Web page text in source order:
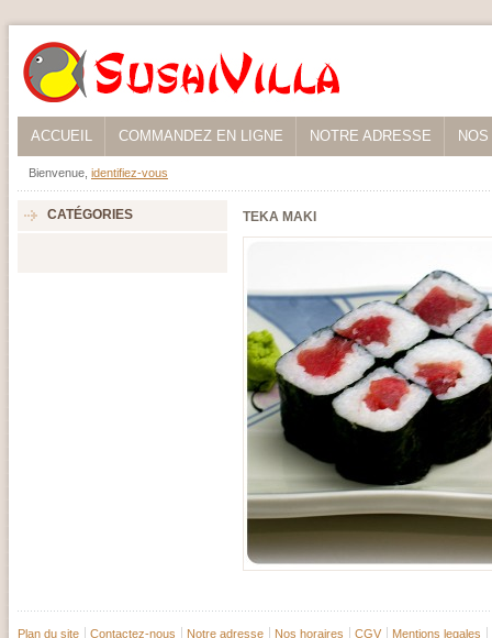
ACCUEIL COMMANDEZ EN LIGNE NOTRE ADRESSE
Bienvenue, identifiez-vous
CATÉGORIES TEKA MAKI
Plan du site Contactez-nous Notre adresse Nos horaires CGV
Mentions legales